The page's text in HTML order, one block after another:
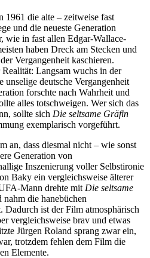
1961 die alte – zeitweise fast
und die neueste Generation
wie in fast allen Edgar-Wallace-
haben Dreck am Stecken und
Vergangenheit kaschieren.
Langsam wuchs in der
unselige deutsche Vergangenheit
forschte nach Wahrheit und
alles totschweigen. Wer sich das
sollte sich Die seltsame Gräfin
exemplarisch vorgeführt.
an, dass diesmal nicht – wie sonst
Generation von
Inszenierung voller Selbstironie
Baky ein vergleichsweise älterer
Mann drehte mit Die seltsame
die hanebüchen
Dadurch ist der Film atmosphärisch
vergleichsweise brav und etwas
Jürgen Roland sprang zwar ein,
trotzdem fehlen dem Film die
Elemente.